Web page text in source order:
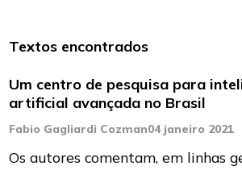
Textos encontrados
Um centro de pesquisa para
artificial avançada no Brasil
Fabio Gagliardi Cozman04 janeiro 2021
Os autores comentam, em linhas